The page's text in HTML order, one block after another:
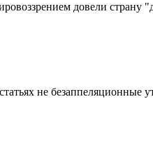
довели страну
не безаппеляционные